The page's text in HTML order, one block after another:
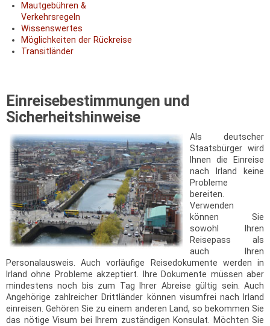
Mautgebühren &
Verkehrsregeln
Wissenswertes
Möglichkeiten der Rückreise
Transitländer
Einreisebestimmungen und
Sicherheitshinweise
Als deutscher
Staatsbürger wird
Ihnen die Einreise
nach Irland keine
Probleme
bereiten.
Verwenden
können Sie
sowohl Ihren
Reisepass als
auch Ihren
Personalausweis. Auch vorläufige Reisedokumente werden in
Irland ohne Probleme akzeptiert. Ihre Dokumente müssen aber
mindestens noch bis zum Tag Ihrer Abreise gültig sein. Auch
Angehörige zahlreicher Drittländer können visumfrei nach Irland
einreisen. Gehören Sie zu einem anderen Land, so bekommen Sie
das nötige Visum bei Ihrem zuständigen Konsulat. Möchten Sie